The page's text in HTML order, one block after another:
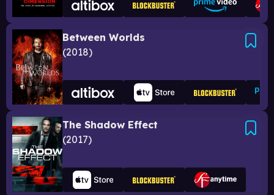
Between Worlds
2018
The Shadow Effect
2017